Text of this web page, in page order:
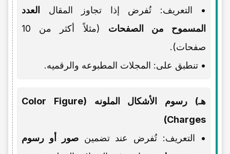
• التعریف: تُفرض إذا تجاوز المقال
العدد
المسموح من الصفحات
(مثلاً أکثر من 10
صفحات).
• تنطبق على: المجلات المطبوعه والرقمیه.
هـ) رسوم الأشکال الملونه (Color Figure
Charges)
• التعریف: تُفرض عند تضمینصور أو رسوم